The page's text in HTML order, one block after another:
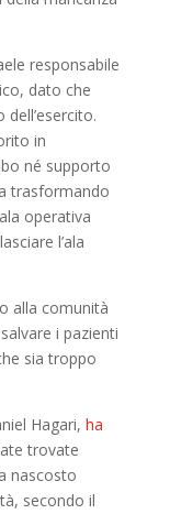
responsabile
dato che
in
né supporto
trasformando
operativa
l’ala
alla comunità
i pazienti
sia troppo
Hagari, ha
trovate
nascosto
secondo il